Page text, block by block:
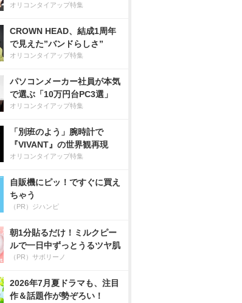
オリコンタイアップ特集
CROWN HEAD、結成1周年
で見えた”バンドらしさ”
オリコンタイアップ特集
パソコンメーカー社員が本気
で選ぶ「10万円台PC3選」
オリコンタイアップ特集
「別班のよう」腕時計で
『VIVANT』の世界観再現
オリコンタイアップ特集
自販機にピッ！ですぐに買え
ちゃう
（PR）ジハンピ
朝1分貼るだけ！ミルクピー
ルで一日中ずっとうるツヤ肌
（PR）サボリーノ
2026年7月夏ドラマも、注目
作＆話題作が勢ぞろい！